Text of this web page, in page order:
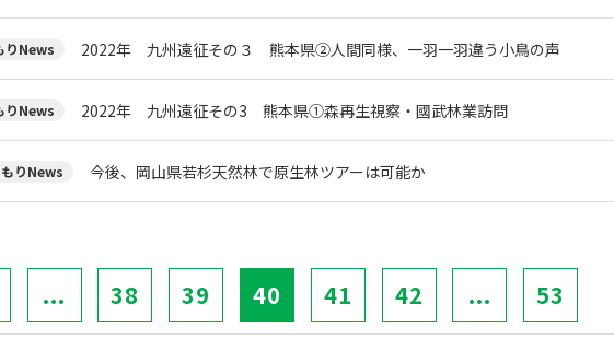
りNews 2022年 九州遠征その３ 熊本県②人間同様、一羽一羽違う小鳥の声
りNews 2022年 九州遠征その3 熊本県①森再生視察・國武林業訪問
もりNews 今後、岡山県若杉天然林で原生林ツアーは可能か
... 38 39 40 41 42 ... 53